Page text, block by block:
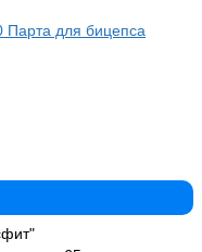
Парта для бицепса
Опция для олимпийских